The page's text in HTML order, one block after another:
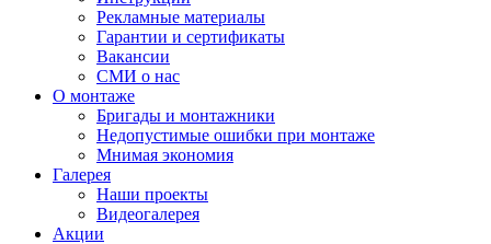
Рекламные материалы
Гарантии и сертификаты
Вакансии
СМИ о нас
О монтаже
Бригады и монтажники
Недопустимые ошибки при монтаже
Мнимая экономия
Галерея
Наши проекты
Видеогалерея
Акции